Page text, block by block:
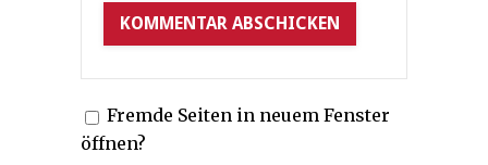
Fremde Seiten in neuem Fenster
öffnen?